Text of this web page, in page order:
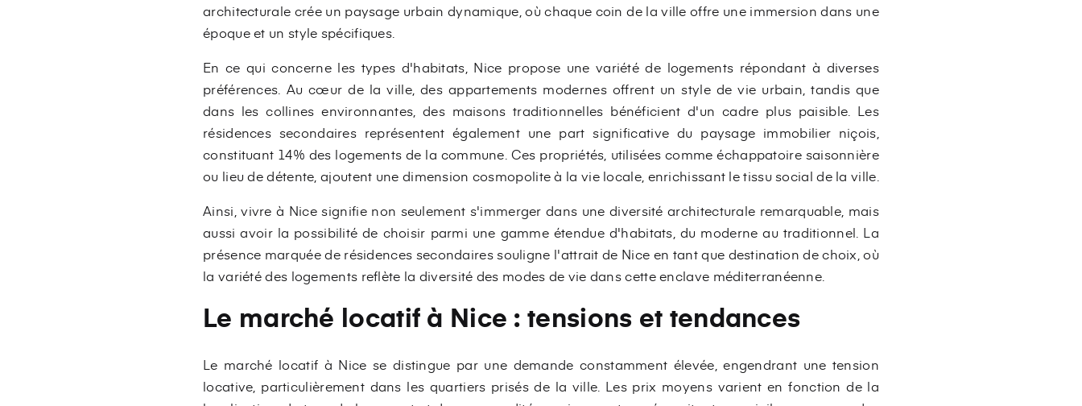
architecturale crée un paysage urbain dynamique, où chaque coin de la ville offre une immersion dans une
époque et un style spécifiques.
En ce qui concerne les types d'habitats, Nice propose une variété de logements répondant à diverses
préférences. Au cœur de la ville, des appartements modernes offrent un style de vie urbain, tandis que
dans les collines environnantes, des maisons traditionnelles bénéficient d'un cadre plus paisible. Les
résidences secondaires représentent également une part significative du paysage immobilier niçois,
constituant 14% des logements de la commune. Ces propriétés, utilisées comme échappatoire saisonnière
ou lieu de détente, ajoutent une dimension cosmopolite à la vie locale, enrichissant le tissu social de la ville.
Ainsi, vivre à Nice signifie non seulement s'immerger dans une diversité architecturale remarquable, mais
aussi avoir la possibilité de choisir parmi une gamme étendue d'habitats, du moderne au traditionnel. La
présence marquée de résidences secondaires souligne l'attrait de Nice en tant que destination de choix, où
la variété des logements reflète la diversité des modes de vie dans cette enclave méditerranéenne.
Le marché locatif à Nice : tensions et tendances
Le marché locatif à Nice se distingue par une demande constamment élevée, engendrant une tension
locative, particulièrement dans les quartiers prisés de la ville. Les prix moyens varient en fonction de la